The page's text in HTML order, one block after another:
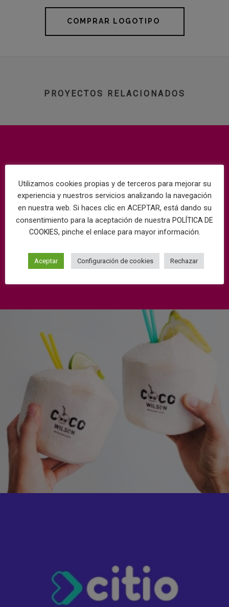
COMPRAR LOGOTIPO
PROYECTOS RELACIONADOS
Utilizamos cookies propias y de terceros para mejorar su
experiencia y nuestros servicios analizando la navegación
en nuestra web. Si haces clic en ACEPTAR, está dando su
consentimiento para la aceptación de nuestra POLÍTICA DE
COOKIES, pinche el enlace para mayor información.
Aceptar Configuración de cookies Rechazar